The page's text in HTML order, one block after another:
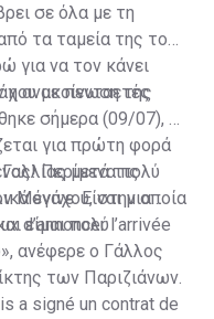
σε όλα με τη
τα ταμεία της το
για να τον κάνει
με πενταετές
η ανακοίνωση της
σήμερα (09/07), με
για πρώτη φορά
μετά τις
Μονάχου, στην οποία
Περίμενα πολύ
έγινε. Είναι μια
είμαι πολύ
ανέφερε ο Γάλλος
των Παριζιάνων.
d’annoncer l’arrivée
a signé un contrat de